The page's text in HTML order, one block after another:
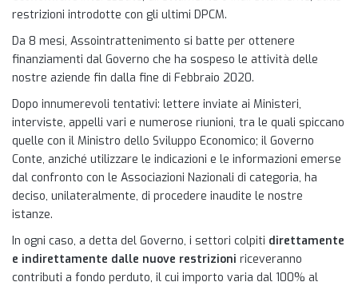
restrizioni introdotte con gli ultimi DPCM.
Da 8 mesi, Assointrattenimento si batte per ottenere
finanziamenti dal Governo che ha sospeso le attività delle
nostre aziende fin dalla fine di Febbraio 2020.
Dopo innumerevoli tentativi: lettere inviate ai Ministeri,
interviste, appelli vari e numerose riunioni, tra le quali spiccano
quelle con il Ministro dello Sviluppo Economico; il Governo
Conte, anziché utilizzare le indicazioni e le informazioni emerse
dal confronto con le Associazioni Nazionali di categoria, ha
deciso, unilateralmente, di procedere inaudite le nostre
istanze.
In ogni caso, a detta del Governo, i settori colpiti direttamente
e indirettamente dalle nuove restrizioni riceveranno
contributi a fondo perduto, il cui importo varia dal 100% al